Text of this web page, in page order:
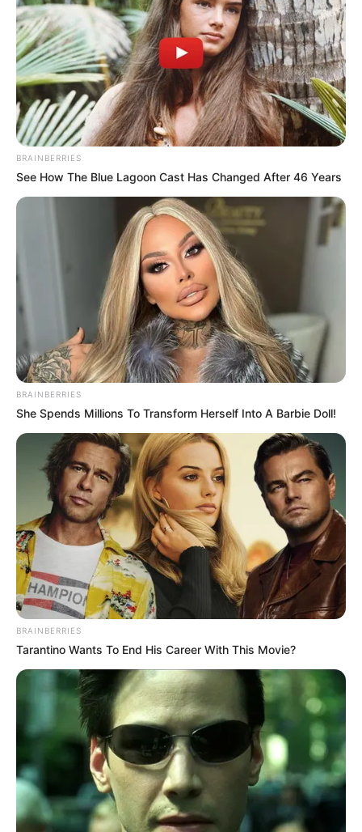
You Wouldn't Believe It If It Wasn't Caught On
Brainberries
She Gave Up A Normal Life To Act Like A Horse
Brainberries
6 Best 90’s Action Movies From Your Childhood
Brainberries